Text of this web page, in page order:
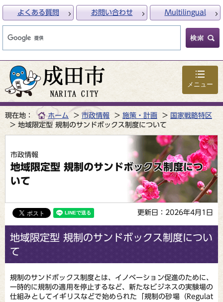
メニュー
よくある質問 お問い合わせ Multilingual
現在地： ホーム 市政情報 施策・計画
国家戦略特区
地域限定型 規制のサンドボックス制度について
市政情報
地域限定型 規制のサンドボックス制度につ
いて
更新日：2026年4月1日
地域限定型 規制のサンドボックス制度につい
て
規制のサンドボックス制度とは、イノベーション促進のために、
一時的に規制の適用を停止するなど、新たなビジネスの実験場の
仕組みとしてイギリスなどで始められた「規制の砂場（Regulat